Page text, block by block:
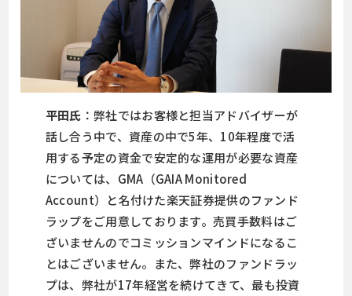
平田氏 ：弊社ではお客様と担当アドバイザーが
話し合う中で、資産の中で5年、10年程度で活
用する予定の資金で安定的な運用が必要な資産
については、GMA（GAIA Monitored
Account）と名付けた楽天証券提供のファンド
ラップをご用意しております。売買手数料はご
ざいませんのでコミッションマインドになるこ
とはございません。また、弊社のファンドラッ
プは、弊社が17年経営を続けてきて、最も投資